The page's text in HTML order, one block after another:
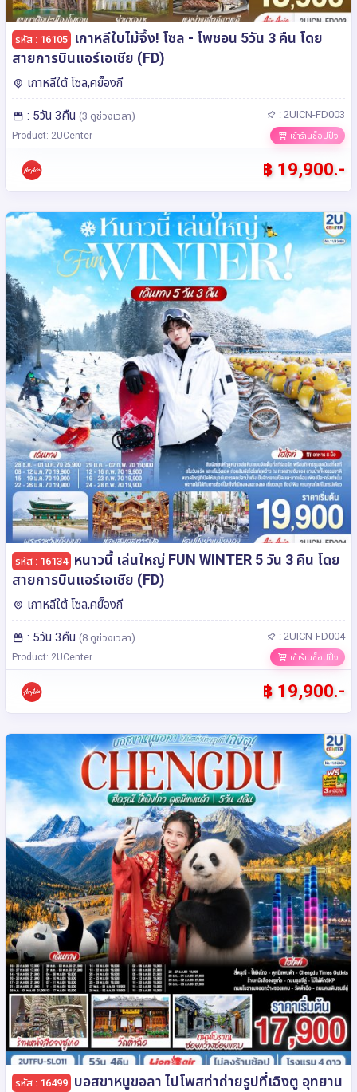
รหัส : 16105
เกาหลีใบไม้จึ้ง! โซล - โพชอน 5วัน 3 คืน โดย
สายการบินแอร์เอเชีย (FD)
เกาหลีใต้ โซล,คย็องกี
: 5วัน 3คืน (3 ดูช่วงเวลา) : 2UICN-FD003
Product: 2UCenter เข้าร้านช็อปปิ้ง
฿ 19,900.-
รหัส : 16134 หนาวนี้ เล่นใหญ่ FUN WINTER 5 วัน 3 คืน โดย
สายการบินแอร์เอเชีย (FD)
เกาหลีใต้ โซล,คย็องกี
: 5วัน 3คืน (8 ดูช่วงเวลา) : 2UICN-FD004
Product: 2UCenter เข้าร้านช็อปปิ้ง
฿ 19,900.-
รหัส : 16499 บอสขาหนูขอลา ไปโพสท่าถ่ายรูปที่เฉิงตู อุทยาน